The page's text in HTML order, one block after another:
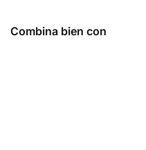
Combina bien con